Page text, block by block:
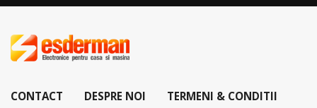
CONTACT DESPRE NOI TERMENI & CONDITII